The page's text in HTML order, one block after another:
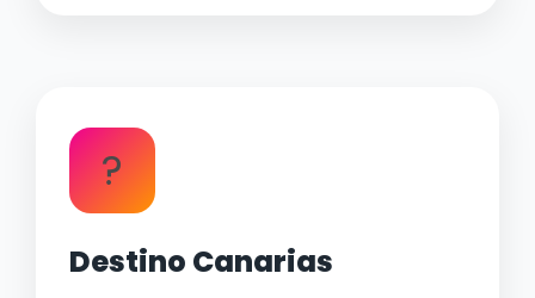
?
Destino Canarias